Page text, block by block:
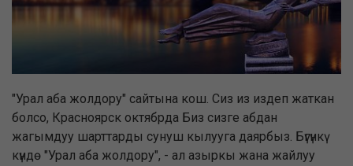
"Урал аба жолдору" сайтына кош. Сиз из издеп жаткан
болсо, Красноярск октябрда Биз сизге абдан
жагымдуу шарттарды сунуш кылууга даярбыз. Бүгүнкү
күндө "Урал аба жолдору", - ал азыркы жана жайлуу